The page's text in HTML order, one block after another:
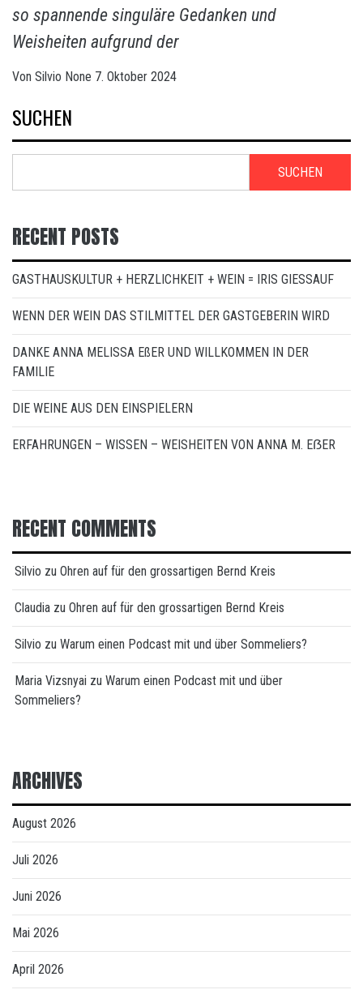
so spannende singuläre Gedanken und
Weisheiten aufgrund der
Von Silvio None 7. Oktober 2024
SUCHEN
SUCHEN
RECENT POSTS
GASTHAUSKULTUR + HERZLICHKEIT + WEIN = IRIS GIESSAUF
WENN DER WEIN DAS STILMITTEL DER GASTGEBERIN WIRD
DANKE ANNA MELISSA EßER UND WILLKOMMEN IN DER
FAMILIE
DIE WEINE AUS DEN EINSPIELERN
ERFAHRUNGEN – WISSEN – WEISHEITEN VON ANNA M. EẞER
RECENT COMMENTS
Silvio zu Ohren auf für den grossartigen Bernd Kreis
Claudia zu Ohren auf für den grossartigen Bernd Kreis
Silvio zu Warum einen Podcast mit und über Sommeliers?
Maria Vizsnyai zu Warum einen Podcast mit und über
Sommeliers?
ARCHIVES
August 2026
Juli 2026
Juni 2026
Mai 2026
April 2026